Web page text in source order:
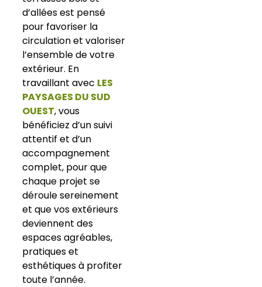
d’allées est pensé
pour favoriser la
circulation et valoriser
l’ensemble de votre
extérieur. En
travaillant avec LES
PAYSAGES DU SUD
OUEST, vous
bénéficiez d’un suivi
attentif et d’un
accompagnement
complet, pour que
chaque projet se
déroule sereinement
et que vos extérieurs
deviennent des
espaces agréables,
pratiques et
esthétiques à profiter
toute l’année.